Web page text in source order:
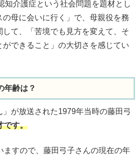
知介護症という社会問題を題材とし
母に会いに行く」で、母親役を務
て、「苦境でも見方を変えて、そ
できること」の大切さを感じてい
年齢は？
が放送された1979年当時の藤田弓
です。
ますので、藤田弓子さんの現在の年